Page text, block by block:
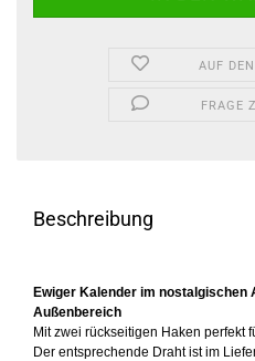
AUF
FRAGE
Beschreibung
Ewiger Kalender im nostalgischen
Außenbereich
Mit zwei rückseitigen Haken perfekt
Der entsprechende Draht ist im